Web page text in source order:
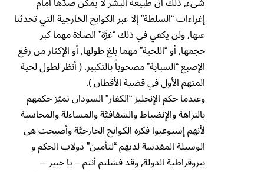
إغراءات “السلطة” إلا عبر الكوابح الخارجية التي تحدثنا
عنها, ولن يكفي في ذلك “غرَّة” الصلاة مهما كبر
حجمها, أو “اللحية” مهما بلغ طولها, أو الإكثار من رفع
الإصبع “السبابة” مصحوباً بالتكبير. ( أنظر لطول لحية
المتهم الأول في قضية الأقطان ).
وعندما حكم الإنجليز “الكفار” السودان تميّز حكمهم
بالنزاهة والإنضباط والشفافيَّة والمساءلة والمحاسبة
لأنهم إستوعبوا فكرة الكوابح الخارجيَّة وأصبحت هى
الوسيلة المقدسة لديهم “لتأمين” دولاب الحكم و
بيروقراطية الدولة, وقد فشلتم أنتم – يا خبير –